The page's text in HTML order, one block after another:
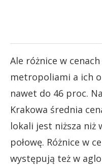
Ale różnice w
metropoliami a ich
nawet do 46 proc.
Krakowa średnia
lokali jest niższa niż
połowę. Różnice w
występują też w